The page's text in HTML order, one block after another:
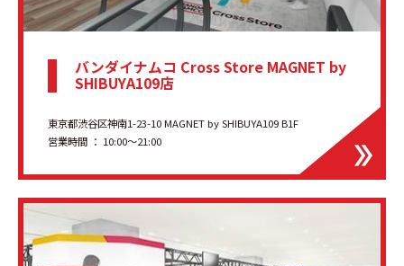
バンダイナムコ Cross Store MAGNET by
SHIBUYA109店
東京都渋谷区神南1-23-10 MAGNET by SHIBUYA109 B1F
営業時間 ： 10:00～21:00